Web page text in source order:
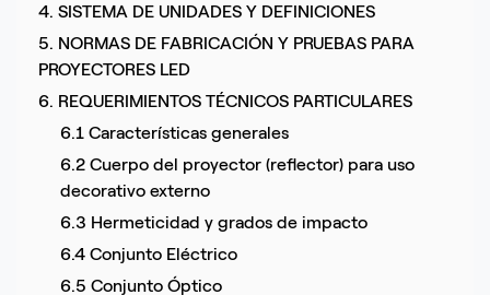
4. SISTEMA DE UNIDADES Y DEFINICIONES
5. NORMAS DE FABRICACIÓN Y PRUEBAS PARA
PROYECTORES LED
6. REQUERIMIENTOS TÉCNICOS PARTICULARES
6.1 Características generales
6.2 Cuerpo del proyector (reflector) para uso
decorativo externo
6.3 Hermeticidad y grados de impacto
6.4 Conjunto Eléctrico
6.5 Conjunto Óptico